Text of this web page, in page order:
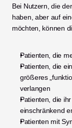
Bei Nutzern, die
haben, aber auf
möchten, können
Patienten, die
Patienten, die
größeres
verlangen
Patienten, die
einschränkend
Patienten mit